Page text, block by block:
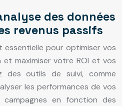
des données
revenus passifs
essentielle pour optimiser vos
maximiser votre ROI et vos
des outils de suivi, comme
les performances de vos
campagnes en fonction des